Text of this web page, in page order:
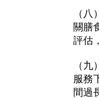
（
關膳
評估
（
服務
間過